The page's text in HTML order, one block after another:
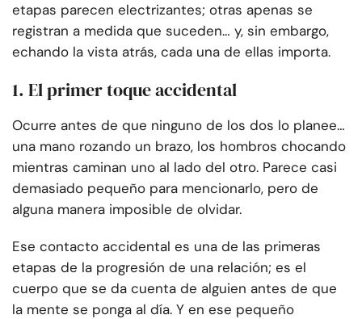
etapas parecen electrizantes; otras apenas se
registran a medida que suceden… y, sin embargo,
echando la vista atrás, cada una de ellas importa.
1. El primer toque accidental
Ocurre antes de que ninguno de los dos lo planee…
una mano rozando un brazo, los hombros chocando
mientras caminan uno al lado del otro. Parece casi
demasiado pequeño para mencionarlo, pero de
alguna manera imposible de olvidar.
Ese contacto accidental es una de las primeras
etapas de la progresión de una relación; es el
cuerpo que se da cuenta de alguien antes de que
la mente se ponga al día. Y en ese pequeño